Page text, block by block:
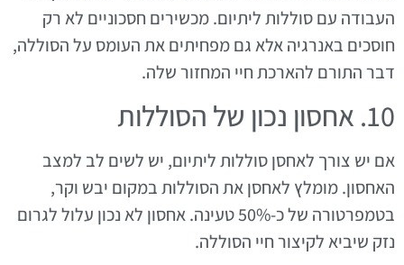
העבודה עם סוללות ליתיום. מכשירים חסכוניים לא רק
חוסכים באנרגיה אלא גם מפחיתים את העומס על הסוללה,
דבר התורם להארכת חיי המחזור שלה.
10. אחסון נכון של הסוללות
אם יש צורך לאחסן סוללות ליתיום, יש לשים לב למצב
האחסון. מומלץ לאחסן את הסוללות במקום יבש וקר,
בטמפרטורה של כ-50% טעינה. אחסון לא נכון עלול לגרום
נזק שיביא לקיצור חיי הסוללה.